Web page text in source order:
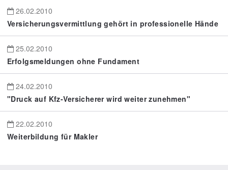
26.02.2010
Versicherungsvermittlung gehört in professionelle Hände
25.02.2010
Erfolgsmeldungen ohne Fundament
24.02.2010
"Druck auf Kfz-Versicherer wird weiter zunehmen"
22.02.2010
Weiterbildung für Makler